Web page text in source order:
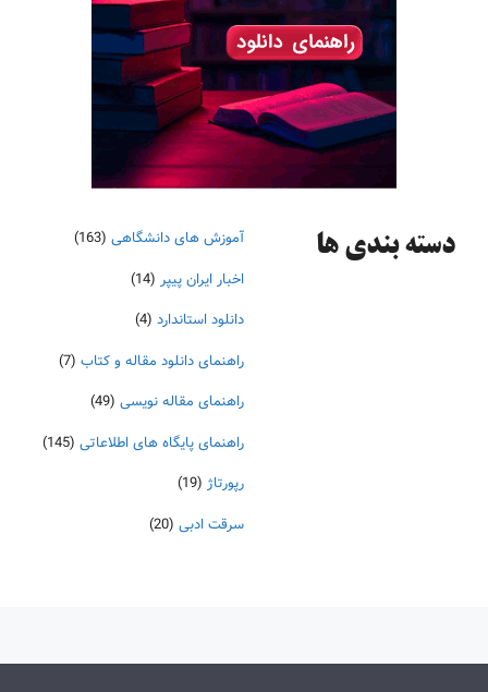
دسته‌ بندی ها آموزش های دانشگاهی (163)
اخبار ایران پیپر (14)
دانلود استاندارد (4)
راهنمای دانلود مقاله و کتاب (7)
راهنمای مقاله نویسی (49)
راهنمای پایگاه های اطلاعاتی (145)
رپورتاژ (19)
سرقت ادبی (20)